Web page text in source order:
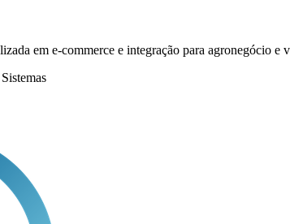
em e-commerce e integração para agronegócio e